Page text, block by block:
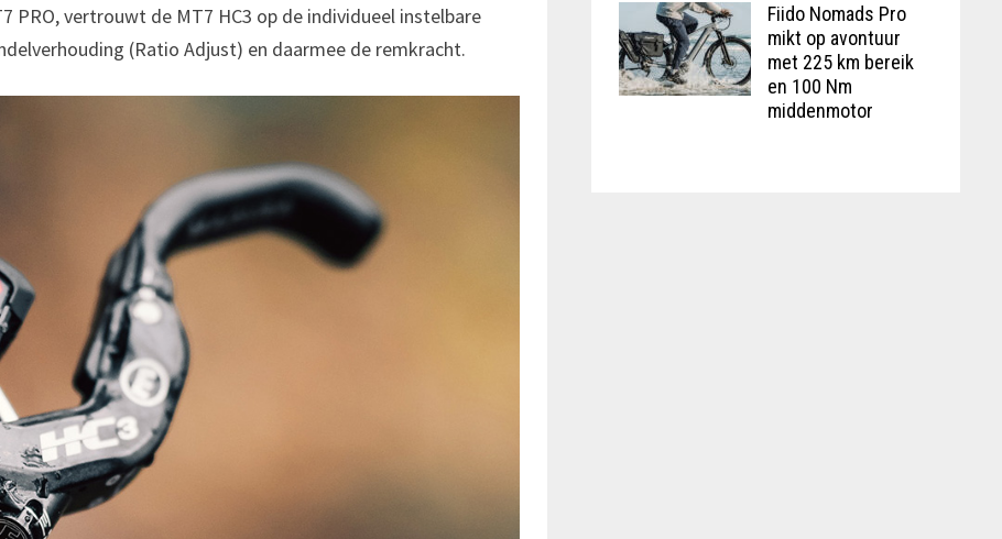
PRO, vertrouwt de MT7 HC3 op de individueel instelbare
(Ratio Adjust) en daarmee de remkracht.
Fiido Nomads Pro
mikt op avontuur
met 225 km bereik
en 100 Nm
middenmotor